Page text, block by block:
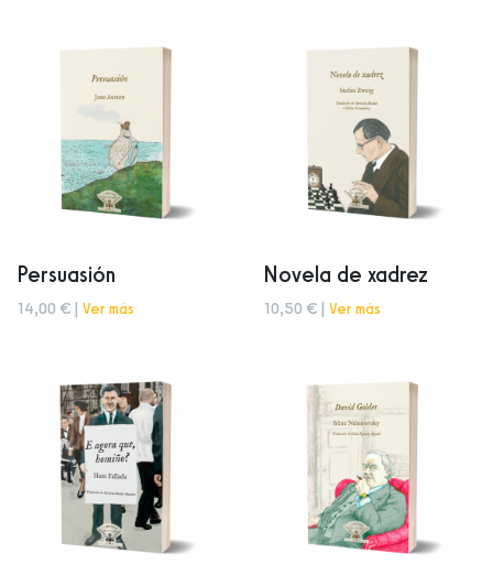
Persuasión
14,00 € | Ver más
Novela de xadrez
10,50 € | Ver más